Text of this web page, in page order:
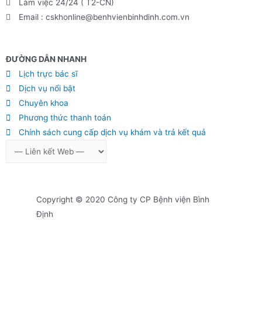
Làm việc 24/24 ( T2-CN)
Email : cskhonline@benhvienbinhdinh.com.vn
ĐƯỜNG DẪN NHANH
Lịch trực bác sĩ
Dịch vụ nổi bật
Chuyên khoa
Phương thức thanh toán
Chính sách cung cấp dịch vụ khám và trả kết quả
Copyright © 2020 Công ty CP Bệnh viện Bình
Định